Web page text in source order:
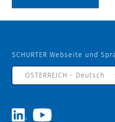
SCHURTER Webseite und
ÖSTERREICH - Deutsch